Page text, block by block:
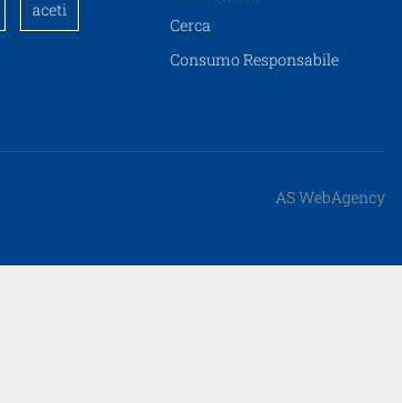
aceti
Cerca
Consumo Responsabile
AS WebAgency